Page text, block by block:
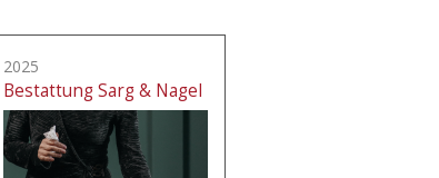
2025
Bestattung Sarg & Nagel